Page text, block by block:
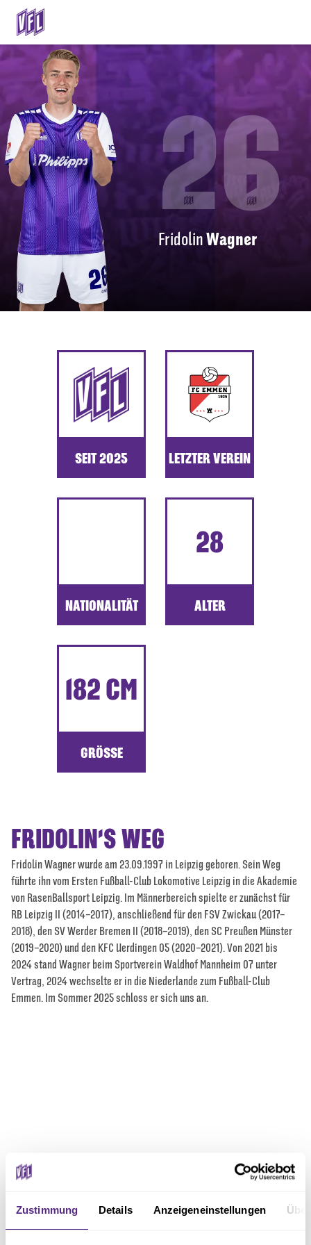
Zustimmung Details Anzeigeneinstellungen
26
FridolinWagner
SEIT 2025 LETZTER VEREIN
NATIONALITÄT
28
ALTER
182 CM
GRÖSSE
FRIDOLIN'S WEG
Fridolin Wagner wurde am 23.09.1997 in Leipzig geboren. Sein Weg
führte ihn vom Ersten Fußball-Club Lokomotive Leipzig in die Akademie
von RasenBallsport Leipzig. Im Männerbereich spielte er zunächst für
RB Leipzig II (2014–2017), anschließend für den FSV Zwickau (2017–
2018), den SV Werder Bremen II (2018–2019), den SC Preußen Münster
(2019–2020) und den KFC Uerdingen 05 (2020–2021). Von 2021 bis
2024 stand Wagner beim Sportverein Waldhof Mannheim 07 unter
Vertrag, 2024 wechselte er in die Niederlande zum Fußball-Club
Emmen. Im Sommer 2025 schloss er sich uns an.
WEITERE NEWS